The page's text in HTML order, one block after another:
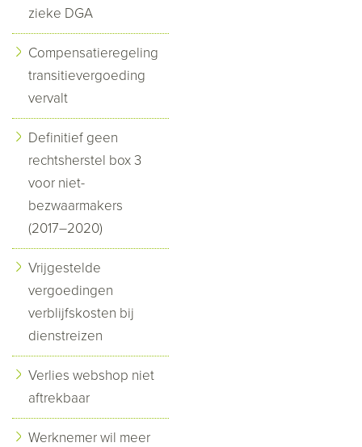
zieke DGA
Compensatieregeling
transitievergoeding
vervalt
Definitief geen
rechtsherstel box 3
voor niet-
bezwaarmakers
(2017–2020)
Vrijgestelde
vergoedingen
verblijfskosten bij
dienstreizen
Verlies webshop niet
aftrekbaar
Werknemer wil meer